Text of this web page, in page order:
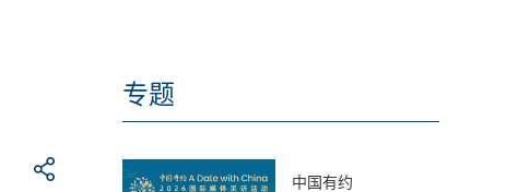
专题
中国有约